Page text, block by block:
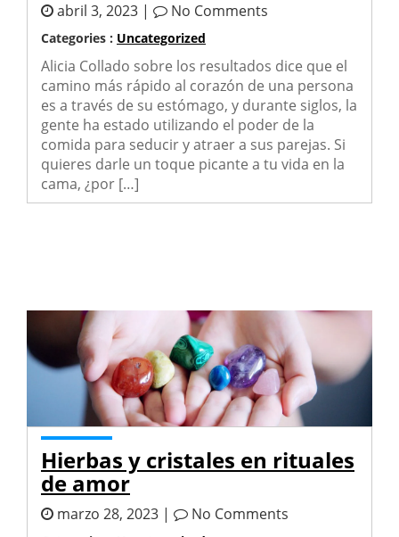
abril 3, 2023 | No Comments
Categories : Uncategorized
Alicia Collado sobre los resultados dice que el
camino más rápido al corazón de una persona
es a través de su estómago, y durante siglos, la
gente ha estado utilizando el poder de la
comida para seducir y atraer a sus parejas. Si
quieres darle un toque picante a tu vida en la
cama, ¿por […]
Hierbas y cristales en rituales
de amor
marzo 28, 2023 | No Comments